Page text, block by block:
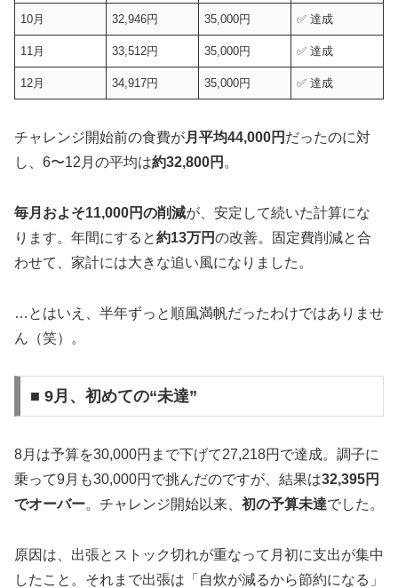
10月 32,946円 35,000円 ✅ 達成
11月 33,512円 35,000円 ✅ 達成
12月 34,917円 35,000円 ✅ 達成
チャレンジ開始前の食費が月平均44,000円 だったのに対
し、6〜12月の平均は約32,800円 。
毎月およそ11,000円の削減が、安定して続いた計算にな
ります。年間にすると約13万円の改善。固定費削減と合
わせて、家計には大きな追い風になりました。
…とはいえ、半年ずっと順風満帆だったわけではありませ
ん（笑）。
■ 9月、初めての“未達”
8月は予算を30,000円まで下げて27,218円で達成。調子に
乗って9月も30,000円で挑んだのですが、結果は32,395円
でオーバー。チャレンジ開始以来、 初の予算未達でした。
原因は、出張とストック切れが重なって月初に支出が集中
したこと。それまで出張は「自炊が減るから節約になる」